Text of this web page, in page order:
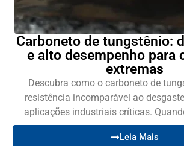
Carboneto de tungstênio:
e alto desempenho para
extremas
Descubra como o carboneto de
resistência incomparável ao
aplicações industriais críticas.
Leia Mais